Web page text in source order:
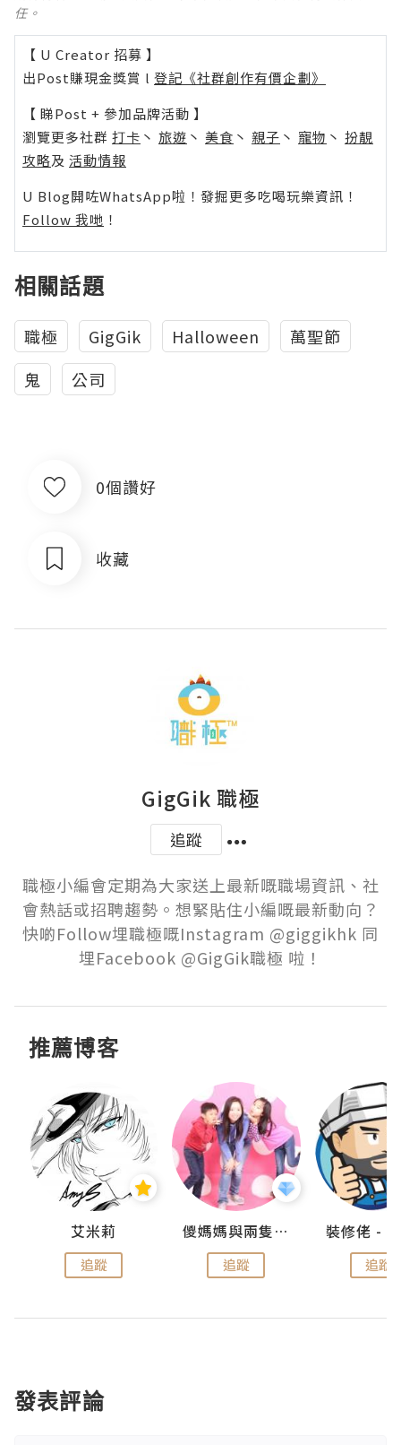
任。
【 U Creator 招募 】
出Post賺現金獎賞 l 登記《社群創作有價企劃》
【 睇Post + 參加品牌活動 】
瀏覽更多社群 打卡 丶 旅遊 丶 美食 丶 親子 丶 寵物 丶 扮靚
攻略及 活動情報
U Blog開咗WhatsApp啦！發掘更多吃喝玩樂資訊！
Follow 我哋 ！
相關話題
職極 GigGik Halloween
萬聖節
鬼
公司
0個讚好
收藏
GigGik 職極
追蹤
職極小編會定期為大家送上最新嘅職場資訊、社
會熱話或招聘趨勢。想緊貼住小編嘅最新動向？
快啲Follow埋職極嘅Instagram @giggikhk 同
埋Facebook @GigGik職極 啦！
推薦博客
艾米莉
追蹤
儍媽媽與兩隻小魔怪之家
追蹤 追蹤
發表評論